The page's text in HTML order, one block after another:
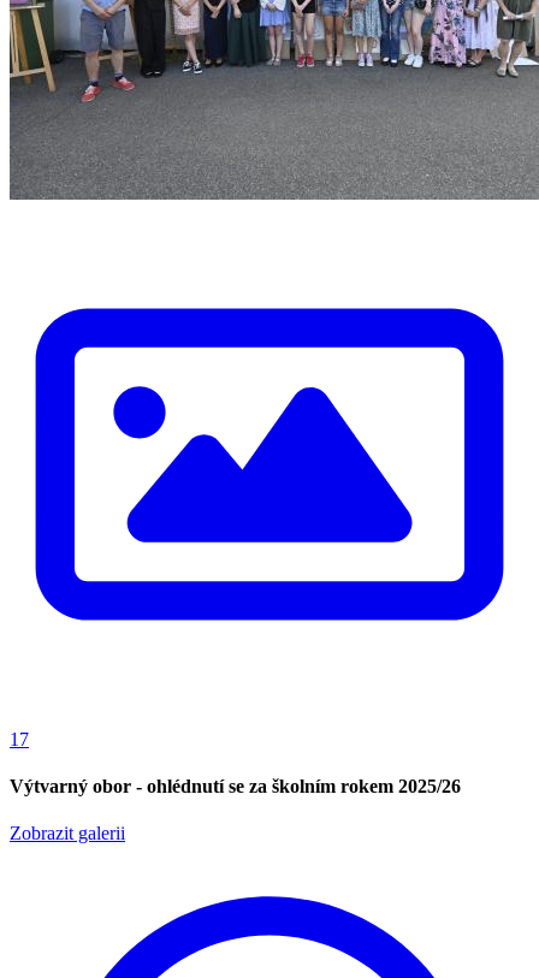
17
Výtvarný obor - ohlédnutí se za školním rokem 2025/26
Zobrazit galerii